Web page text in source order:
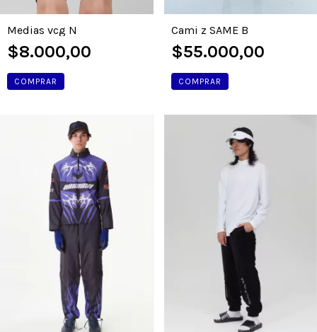
Medias vcg N
$8.000,00
COMPRAR
Cami z SAME B
$55.000,00
COMPRAR